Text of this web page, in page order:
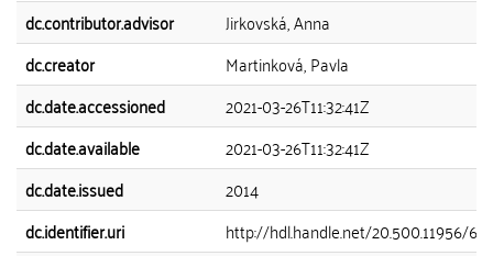
dc.contributor.advisor
Jirkovská, Anna
dc.creator
Martinková, Pavla
dc.date.accessioned
2021-03-26T11:32:41Z
dc.date.available
2021-03-26T11:32:41Z
dc.date.issued
2014
dc.identifier.uri
http://hdl.handle.net/20.500.11956/